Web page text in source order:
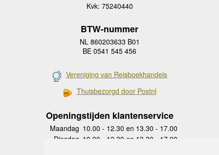
Kvk: 75240440
BTW-nummer
NL 860203633 B01
BE 0541 545 456
Vereniging van Reisboekhandels
Thuisbezorgd door Postnl
Openingstijden klantenservice
Maandag 10.00 - 12.30 en 13.30 - 17.00
Dinsdag 10.00 - 12.30 en 13.30 - 17.00